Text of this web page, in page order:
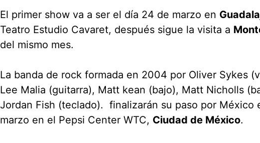
El primer show va a ser el día 24 de marzo en
Teatro Estudio Cavaret, después sigue la visita a
del mismo mes.
La banda de rock formada en 2004 por Oliver Sykes
Lee Malia (guitarra), Matt kean (bajo), Matt Nicholls
Jordan Fish (teclado). finalizarán su paso por México
marzo en el Pepsi Center WTC, Ciudad de México.